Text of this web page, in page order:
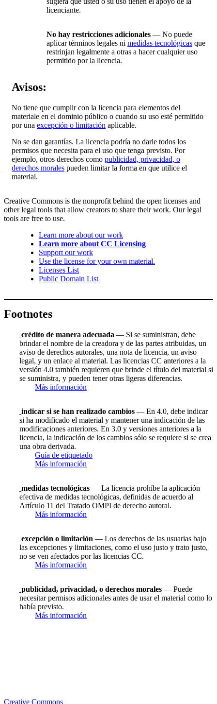
licenciante.
No hay restricciones adicionales — No puede
aplicar términos legales ni medidas tecnológicas que
restrinjan legalmente a otras a hacer cualquier uso
permitido por la licencia.
Avisos:
No tiene que cumplir con la licencia para elementos del
materiale en el dominio público o cuando su uso esté permitido
por una excepción o limitación aplicable.
No se dan garantías. La licencia podría no darle todos los
permisos que necesita para el uso que tenga previsto. Por
ejemplo, otros derechos como publicidad, privacidad, o
derechos morales pueden limitar la forma en que utilice el
material.
Creative Commons is the nonprofit behind the open licenses and
other legal tools that allow creators to share their work. Our legal
tools are free to use.
Learn more about our work
Learn more about CC Licensing
Support our work
Use the license for your own material.
Licenses List
Public Domain List
Footnotes
crédito de manera adecuada — Si se suministran, debe
brindar el nombre de la creadora y de las partes atribuidas, un
aviso de derechos autorales, una nota de licencia, un aviso
legal, y un enlace al material. Las licencias CC anteriores a la
versión 4.0 también requieren que brinde el título del material si
se suministra, y pueden tener otras ligeras diferencias.
Más información
indicar si se han realizado cambios — En 4.0, debe indicar
si ha modificado el material y mantener una indicación de las
modificaciones anteriores. En 3.0 y versiones anteriores a la
licencia, la indicación de los cambios sólo se requiere si se crea
una obra derivada.
Guía de etiquetado
Más información
medidas tecnológicas — La licencia prohíbe la aplicación
efectiva de medidas tecnológicas, definidas de acuerdo al
Artículo 11 del Tratado OMPI de derecho autoral.
Más información
excepción o limitación — Los derechos de las usuarias bajo
las excepciones y limitaciones, como el uso justo y trato justo,
no se ven afectados por las licencias CC.
Más información
publicidad, privacidad, o derechos morales — Puede
necesitar permisos adicionales antes de usar el material como lo
había previsto.
Más información
Creative Commons